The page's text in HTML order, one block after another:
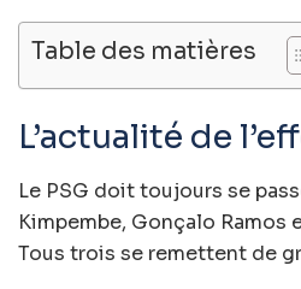
Table des matières
L’actualité de
Le PSG doit toujours se
Kimpembe, Gonçalo Ramos
Tous trois se remettent de